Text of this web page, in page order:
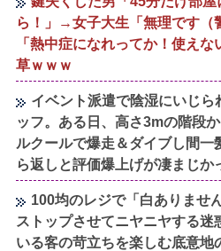
ら！」→女子大生「無理です（
「熱中症になれってか！使え
草ｗｗｗ
イベント派遣で陰湿にいじら
ッフ。ある日、高さ3mの階段
ルクールで爆走＆ダイブし間一
ら返しと評価爆上げが凄まじか
100均のレジで「白ありませ
ストップさせてニヤニヤする迷
いる客の苛立ちを楽しむ底意地